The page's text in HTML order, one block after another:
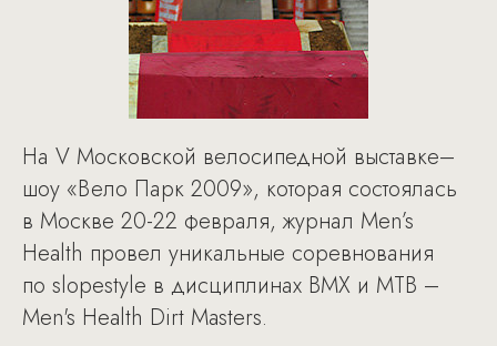
На V Московской велосипедной выставке–
шоу «Вело Парк 2009», которая состоялась
в Москве 20-22 февраля, журнал Men’s
Health провел уникальные соревнования
по slopestyle в дисциплинах BMX и MTB –
Men's Health Dirt Masters.